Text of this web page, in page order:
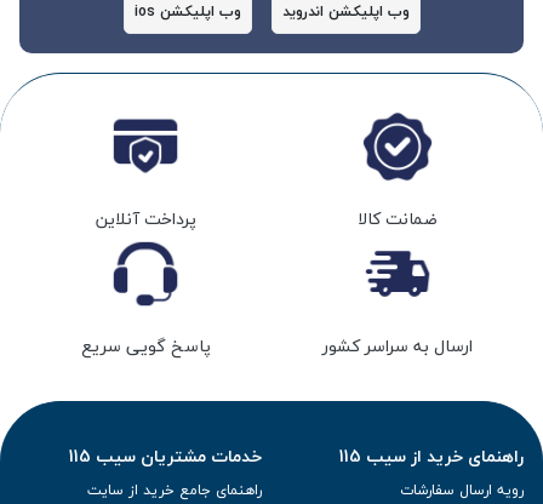
وب اپلیکشن اندروید وب اپلیکشن ios
ضمانت کالا پرداخت آنلاین
ارسال به سراسر کشور پاسخ گویی سریع
راهنمای خرید از سیب 115
رویه ارسال سفارشات
خدمات مشتریان سیب 115
راهنمای جامع خرید از سایت